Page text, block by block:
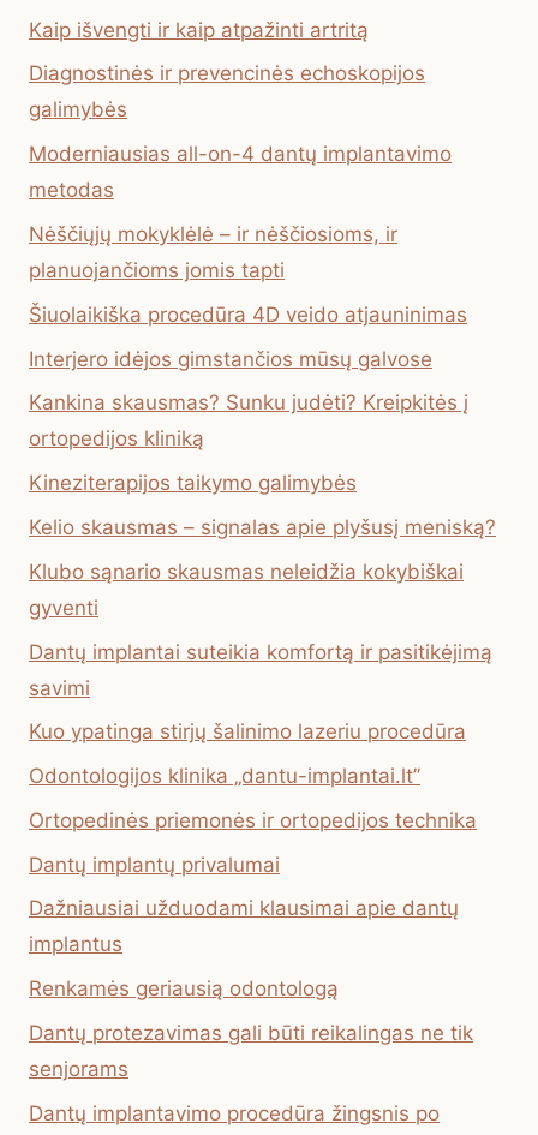
Kaip išvengti ir kaip atpažinti artritą
Diagnostinės ir prevencinės echoskopijos
galimybės
Moderniausias all-on-4 dantų implantavimo
metodas
Nėščiųjų mokyklėlė – ir nėščiosioms, ir
planuojančioms jomis tapti
Šiuolaikiška procedūra 4D veido atjauninimas
Interjero idėjos gimstančios mūsų galvose
Kankina skausmas? Sunku judėti? Kreipkitės į
ortopedijos kliniką
Kineziterapijos taikymo galimybės
Kelio skausmas – signalas apie plyšusį meniską?
Klubo sąnario skausmas neleidžia kokybiškai
gyventi
Dantų implantai suteikia komfortą ir pasitikėjimą
savimi
Kuo ypatinga stirjų šalinimo lazeriu procedūra
Odontologijos klinika „dantu-implantai.lt”
Ortopedinės priemonės ir ortopedijos technika
Dantų implantų privalumai
Dažniausiai užduodami klausimai apie dantų
implantus
Renkamės geriausią odontologą
Dantų protezavimas gali būti reikalingas ne tik
senjorams
Dantų implantavimo procedūra žingsnis po